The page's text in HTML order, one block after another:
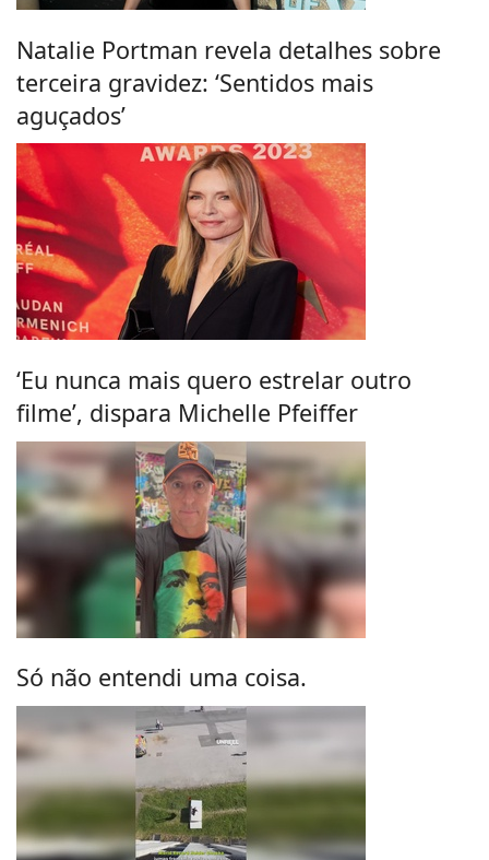
Natalie Portman revela detalhes sobre
terceira gravidez: ‘Sentidos mais
aguçados’
‘Eu nunca mais quero estrelar outro
filme’, dispara Michelle Pfeiffer
Só não entendi uma coisa.